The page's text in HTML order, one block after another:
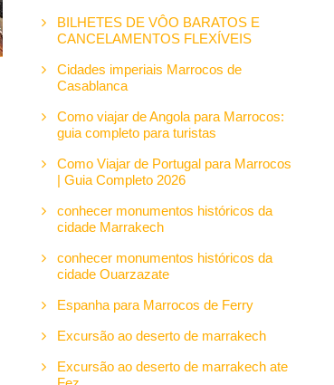
BILHETES DE VÔO BARATOS E
CANCELAMENTOS FLEXÍVEIS
Cidades imperiais Marrocos de
Casablanca
Como viajar de Angola para Marrocos:
guia completo para turistas
Como Viajar de Portugal para Marrocos
| Guia Completo 2026
conhecer monumentos históricos da
cidade Marrakech
conhecer monumentos históricos da
cidade Ouarzazate
Espanha para Marrocos de Ferry
Excursão ao deserto de marrakech
Excursão ao deserto de marrakech ate